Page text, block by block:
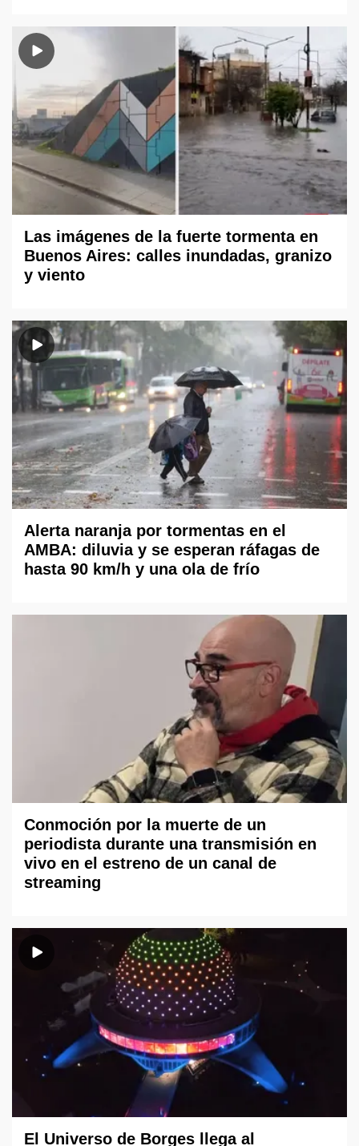
Las imágenes de la fuerte tormenta en
Buenos Aires: calles inundadas, granizo
y viento
Alerta naranja por tormentas en el
AMBA: diluvia y se esperan ráfagas de
hasta 90 km/h y una ola de frío
Conmoción por la muerte de un
periodista durante una transmisión en
vivo en el estreno de un canal de
streaming
El Universo de Borges llega al